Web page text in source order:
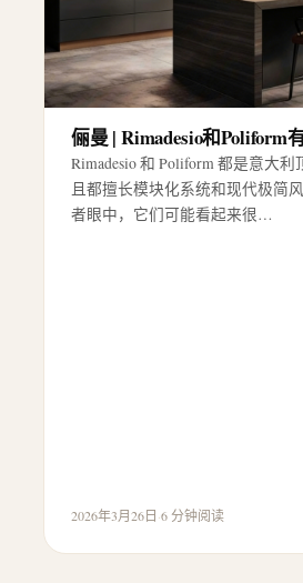
俪曼 | Rimadesio和Poliform
Rimadesio 和 Poliform 都是意大利
且都擅长模块化系统和现代极简
者眼中，它们可能看起来很…
2026年3月26日·6 分钟阅读